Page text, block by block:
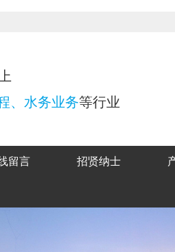
、水务业务等行业
留言 招贤纳士